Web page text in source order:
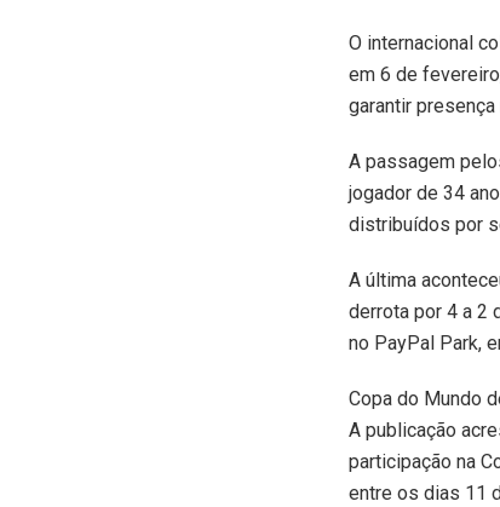
O internacional
em 6 de
garantir
A passagem
jogador de 34
distribuídos por
A última
derrota por 4 a 2
no PayPal Park,
Copa do Mundo
A publicação
participação na
entre os dias 11